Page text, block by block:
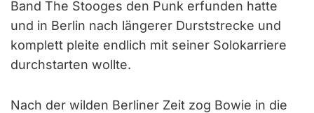
Band The Stooges den Punk erfunden hatte
und in Berlin nach längerer Durststrecke und
komplett pleite endlich mit seiner Solokarriere
durchstarten wollte.
Nach der wilden Berliner Zeit zog Bowie in die